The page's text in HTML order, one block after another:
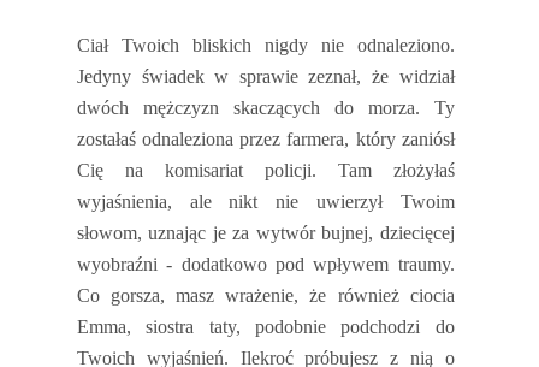
Ciał Twoich bliskich nigdy nie odnaleziono.
Jedyny świadek w sprawie zeznał, że widział
dwóch mężczyzn skaczących do morza. Ty
zostałaś odnaleziona przez farmera, który zaniósł
Cię na komisariat policji. Tam złożyłaś
wyjaśnienia, ale nikt nie uwierzył Twoim
słowom, uznając je za wytwór bujnej, dziecięcej
wyobraźni - dodatkowo pod wpływem traumy.
Co gorsza, masz wrażenie, że również ciocia
Emma, siostra taty, podobnie podchodzi do
Twoich wyjaśnień. Ilekroć próbujesz z nią o